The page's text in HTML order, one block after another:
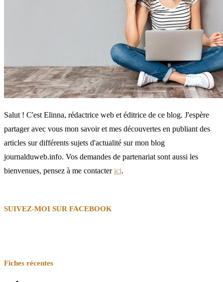
Salut ! C'est Elinna, rédactrice web et éditrice de ce blog. J'espère
partager avec vous mon savoir et mes découvertes en publiant des
articles sur différents sujets d'actualité sur mon blog
journalduweb.info. Vos demandes de partenariat sont aussi les
bienvenues, pensez à me contacterici.
SUIVEZ-MOI SUR FACEBOOK
Fiches récentes